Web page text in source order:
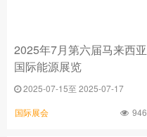
2025年7月第六届马来西亚
国际能源展览
2025-07-15至 2025-07-17
国际展会 946